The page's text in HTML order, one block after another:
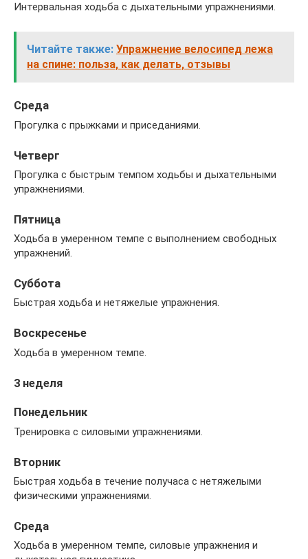
Интервальная ходьба с дыхательными упражнениями.
Читайте также: Упражнение велосипед лежа
на спине: польза, как делать, отзывы
Среда
Прогулка с прыжками и приседаниями.
Четверг
Прогулка с быстрым темпом ходьбы и дыхательными
упражнениями.
Пятница
Ходьба в умеренном темпе с выполнением свободных
упражнений.
Суббота
Быстрая ходьба и нетяжелые упражнения.
Воскресенье
Ходьба в умеренном темпе.
3 неделя
Понедельник
Тренировка с силовыми упражнениями.
Вторник
Быстрая ходьба в течение получаса с нетяжелыми
физическими упражнениями.
Среда
Ходьба в умеренном темпе, силовые упражнения и